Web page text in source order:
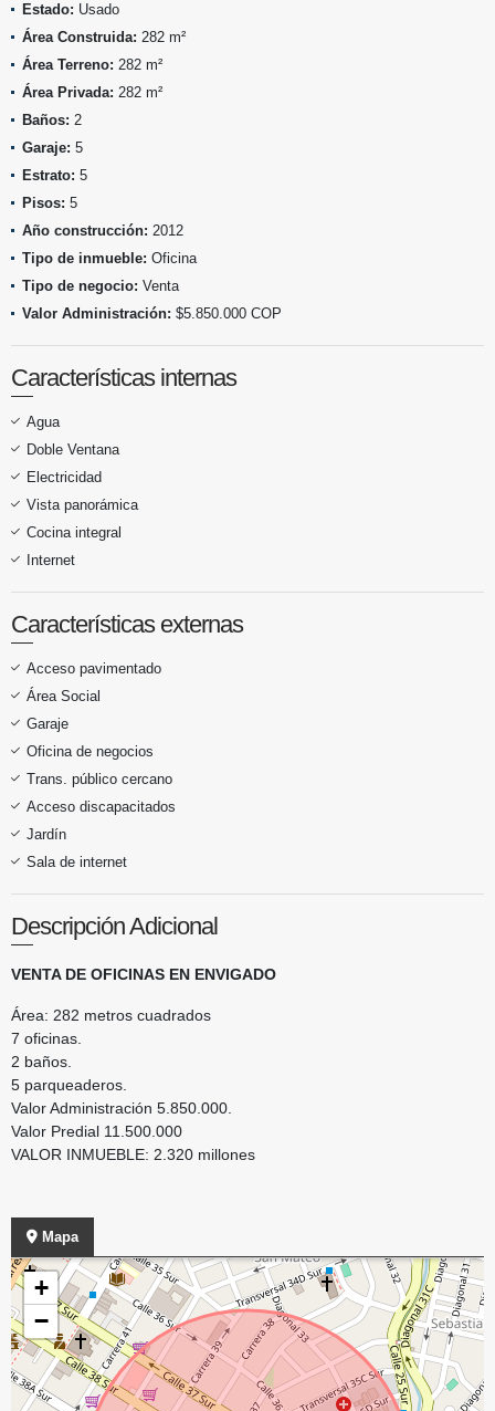
Estado: Usado
Área Construida: 282 m²
Área Terreno: 282 m²
Área Privada: 282 m²
Baños: 2
Garaje: 5
Estrato: 5
Pisos: 5
Año construcción: 2012
Tipo de inmueble: Oficina
Tipo de negocio: Venta
Valor Administración: $5.850.000 COP
Características internas
Agua
Doble Ventana
Electricidad
Vista panorámica
Cocina integral
Internet
Características externas
Acceso pavimentado
Área Social
Garaje
Oficina de negocios
Trans. público cercano
Acceso discapacitados
Jardín
Sala de internet
Descripción Adicional
VENTA DE OFICINAS EN ENVIGADO
Área: 282 metros cuadrados
7 oficinas.
2 baños.
5 parqueaderos.
Valor Administración 5.850.000.
Valor Predial 11.500.000
VALOR INMUEBLE: 2.320 millones
Mapa
+
−